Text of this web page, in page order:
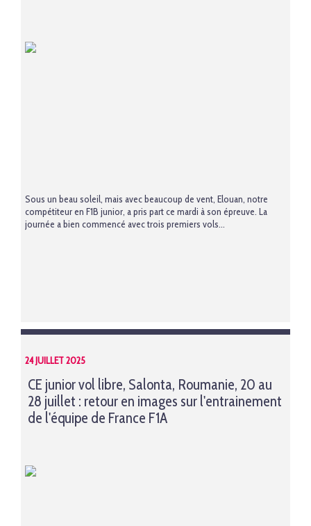
Sous un beau soleil, mais avec beaucoup de vent, Elouan, notre
compétiteur en F1B junior, a pris part ce mardi à son épreuve. La
journée a bien commencé avec trois premiers vols...
24 JUILLET 2025
CE junior vol libre, Salonta, Roumanie, 20 au
28 juillet : retour en images sur l'entrainement
de l'équipe de France F1A